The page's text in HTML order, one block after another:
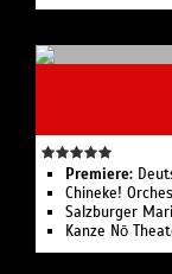
Premiere:
Chineke!
Salzburger
Kanze Nō